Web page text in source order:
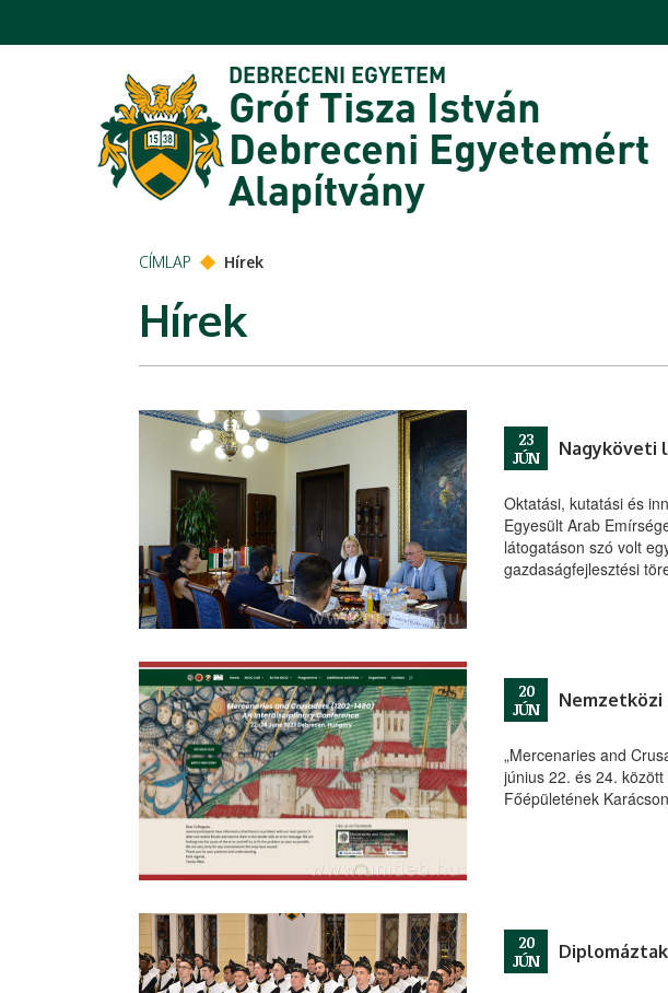
DEBRECENI EGYETEM
Gróf Tisza István
Debreceni Egyetemért
Alapítvány
CÍMLAP Hírek
Hírek
23
JÚN
Nagyköveti
Oktatási, kutatási és
Egyesült Arab
látogatáson szó volt
gazdaságfejlesztési
20
JÚN
Nemzetközi
„Mercenaries and
június 22. és 24.
Főépületének
20
JÚN